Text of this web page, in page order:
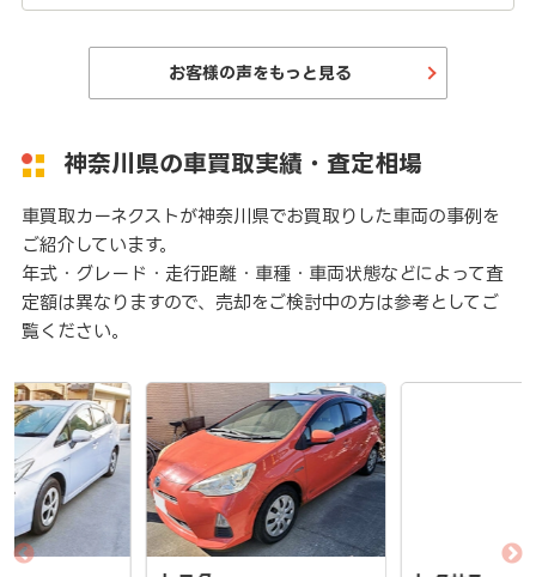
お客様の声をもっと見る
神奈川県の車買取実績・査定相場
車買取カーネクストが神奈川県でお買取りした車両の事例を
ご紹介しています。
年式・グレード・走行距離・車種・車両状態などによって査
定額は異なりますので、売却をご検討中の方は参考としてご
覧ください。